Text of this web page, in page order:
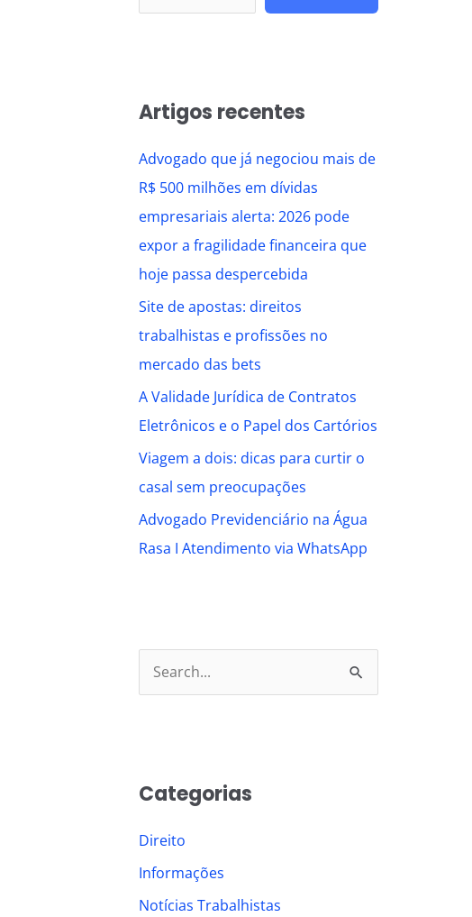
Artigos recentes
Advogado que já negociou mais de
R$ 500 milhões em dívidas
empresariais alerta: 2026 pode
expor a fragilidade financeira que
hoje passa despercebida
Site de apostas: direitos
trabalhistas e profissões no
mercado das bets
A Validade Jurídica de Contratos
Eletrônicos e o Papel dos Cartórios
Viagem a dois: dicas para curtir o
casal sem preocupações
Advogado Previdenciário na Água
Rasa I Atendimento via WhatsApp
c
f
o
r
Categorias
Direito
Informações
Notícias Trabalhistas